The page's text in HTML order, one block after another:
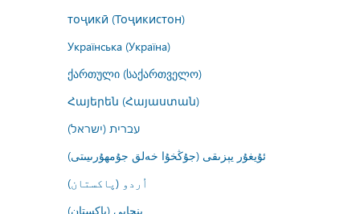
тоҷикӣ (Тоҷикистон)
Українська (Україна)
ქართული (საქართველო)
Հայերեն (Հայաստան)
עברית (ישראל)
ئۇيغۇر يېزىقى (جۇڭخۇا خەلق جۇمھۇرىيىتى)
اُردو (پاکستان)
پنجابی (پاکستان)